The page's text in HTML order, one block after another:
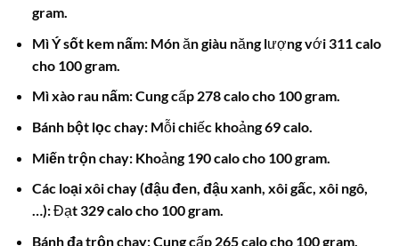
gram.
Mì Ý sốt kem nấm:Món ăn giàu năng lượng với 311 calo
cho 100 gram.
Mì xào rau nấm:Cung cấp 278 calo cho 100 gram.
Bánh bột lọc chay:Mỗi chiếc khoảng 69 calo.
Miến trộn chay:Khoảng 190 calo cho 100 gram.
Các loại xôi chay (đậu đen, đậu xanh, xôi gấc, xôi ngô,
…):Đạt 329 calo cho 100 gram.
Bánh đa trộn chay:Cung cấp 265 calo cho 100 gram.